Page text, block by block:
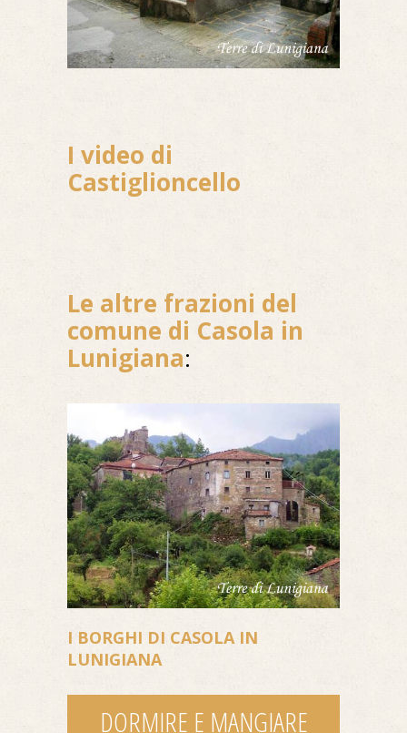
I video di
Castiglioncello
Le altre frazioni del
comune di Casola in
Lunigiana:
I BORGHI DI CASOLA IN
LUNIGIANA
DORMIRE E MANGIARE